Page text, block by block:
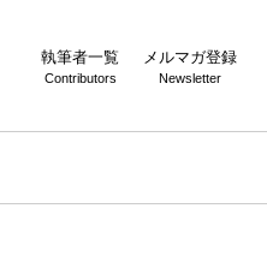
執筆者一覧
Contributors
メルマガ登録
Newsletter